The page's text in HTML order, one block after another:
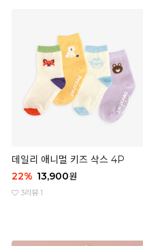
데일리 애니멀 키즈 삭스 4P
22% 13,900원
3리뷰 1